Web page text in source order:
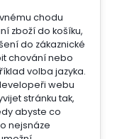
chodu
zboží do košíku,
do zákaznické
chování nebo
volba jazyka.
webu
stránku tak,
abyste co
nejsnáze